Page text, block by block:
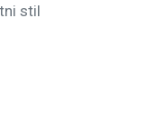
stil